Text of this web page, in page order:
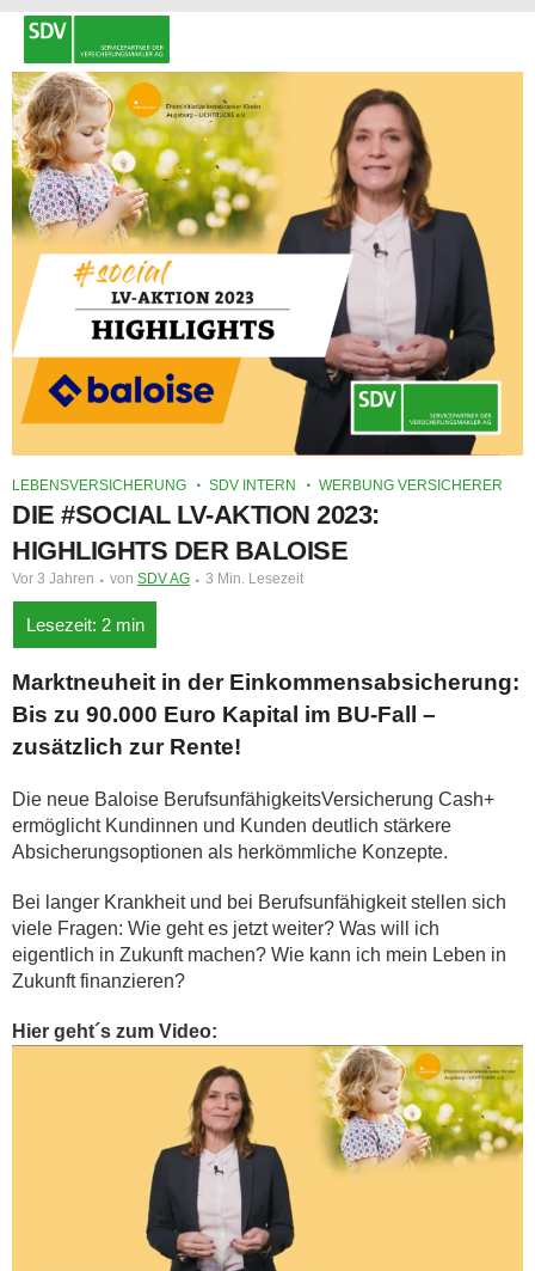
LEBENSVERSICHERUNG SDV INTERN WERBUNG VERSICHERER
DIE #SOCIAL LV-AKTION 2023:
HIGHLIGHTS DER BALOISE
Vor 3 Jahren von SDV AG 3 Min. Lesezeit
Marktneuheit in der Einkommensabsicherung:
Bis zu 90.000 Euro Kapital im BU-Fall –
zusätzlich zur Rente!
Die neue Baloise BerufsunfähigkeitsVersicherung Cash+
ermöglicht Kundinnen und Kunden deutlich stärkere
Absicherungsoptionen als herkömmliche Konzepte.
Bei langer Krankheit und bei Berufsunfähigkeit stellen sich
viele Fragen: Wie geht es jetzt weiter? Was will ich
eigentlich in Zukunft machen? Wie kann ich mein Leben in
Zukunft finanzieren?
Hier geht´s zum Video: